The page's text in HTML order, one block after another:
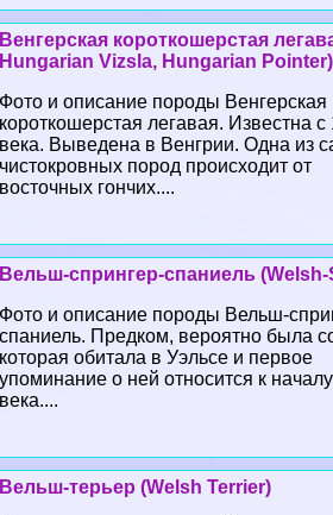
Венгерская короткошерстая
Hungarian Vizsla, Hungarian Pointer)
Фото и описание породы Венгерская
короткошерстая легавая. Известна с
века. Выведена в Венгрии. Одна из
чистокровных пород происходит от
восточных гончих....
Вельш-спрингер-спаниель
Фото и описание породы Вельш-
спаниель. Предком, вероятно была
которая обитала в Уэльсе и первое
упоминание о ней относится к
века....
Вельш-терьер (Welsh Terrier)